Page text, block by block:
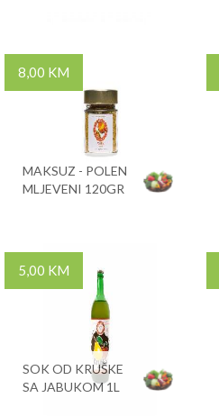
8,00 KM
MAKSUZ - POLEN
MLJEVENI 120GR
5,00 KM
SOK OD KRUŠKE
SA JABUKOM 1L